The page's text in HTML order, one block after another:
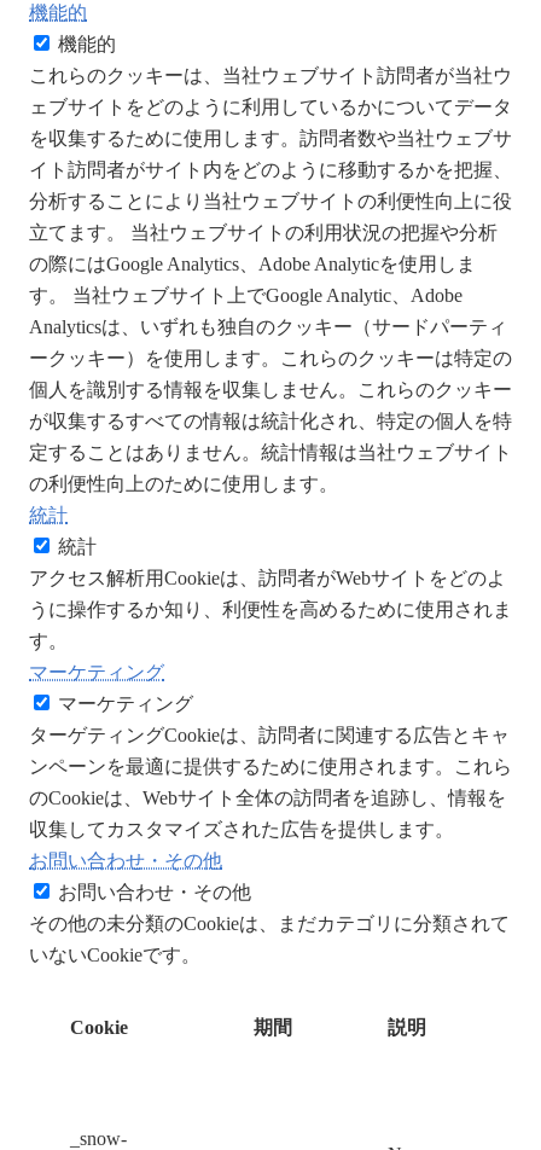
機能的
機能的
これらのクッキーは、当社ウェブサイト訪問者が当社ウ
ェブサイトをどのように利用しているかについてデータ
を収集するために使用します。訪問者数や当社ウェブサ
イト訪問者がサイト内をどのように移動するかを把握、
分析することにより当社ウェブサイトの利便性向上に役
立てます。 当社ウェブサイトの利用状況の把握や分析
の際にはGoogle Analytics、Adobe Analyticを使用しま
す。 当社ウェブサイト上でGoogle Analytic、Adobe
Analyticsは、いずれも独自のクッキー（サードパーティ
ークッキー）を使用します。これらのクッキーは特定の
個人を識別する情報を収集しません。これらのクッキー
が収集するすべての情報は統計化され、特定の個人を特
定することはありません。統計情報は当社ウェブサイト
の利便性向上のために使用します。
統計
統計
アクセス解析用Cookieは、訪問者がWebサイトをどのよ
うに操作するか知り、利便性を高めるために使用されま
す。
マーケティング
マーケティング
ターゲティングCookieは、訪問者に関連する広告とキャ
ンペーンを最適に提供するために使用されます。これら
のCookieは、Webサイト全体の訪問者を追跡し、情報を
収集してカスタマイズされた広告を提供します。
お問い合わせ・その他
お問い合わせ・その他
その他の未分類のCookieは、まだカテゴリに分類されて
いないCookieです。
Cookie 期間 説明
_snow-